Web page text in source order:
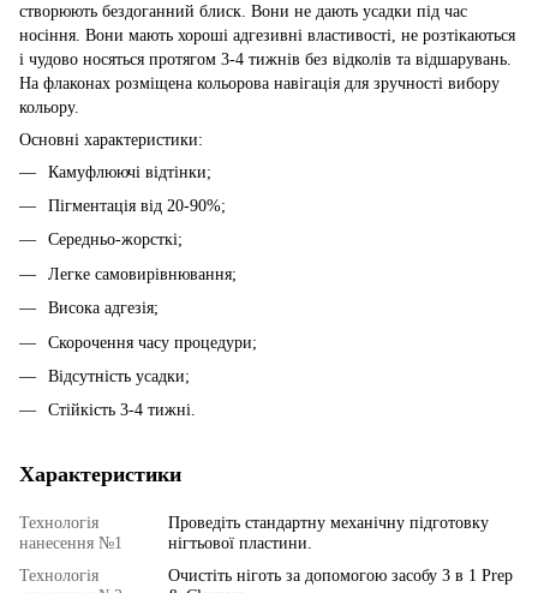
створюють бездоганний блиск. Вони не дають усадки під час
носіння. Вони мають хороші адгезивні властивості, не розтікаються
і чудово носяться протягом 3-4 тижнів без відколів та відшарувань.
На флаконах розміщена кольорова навігація для зручності вибору
кольору.
Основні характеристики:
Камуфлюючі відтінки;
Пігментація від 20-90%;
Середньо-жорсткі;
Легке самовирівнювання;
Висока адгезія;
Скорочення часу процедури;
Відсутність усадки;
Стійкість 3-4 тижні.
Характеристики
Технологія
нанесення №1
Проведіть стандартну механічну підготовку
нігтьової пластини.
Технологія
Очистіть ніготь за допомогою засобу 3 в 1 Prep